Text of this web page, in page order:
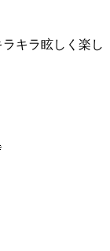
キラ眩しく楽し